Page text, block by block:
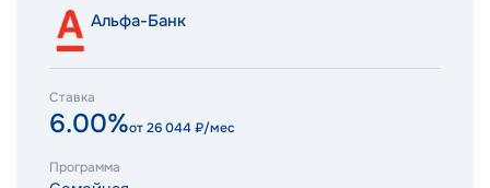
Альфа-Банк
Ставка
6.00%от26 044₽/мес
Программа